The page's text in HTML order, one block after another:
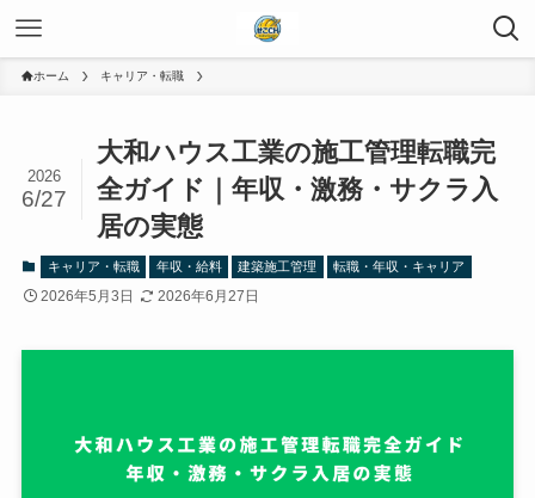
ホーム キャリア・転職
大和ハウス工業の施工管理転職完
全ガイド｜年収・激務・サクラ入
居の実態
2026
6/27
キャリア・転職 年収・給料 建築施工管理 転職・年収・キャリア
2026年5月3日 2026年6月27日